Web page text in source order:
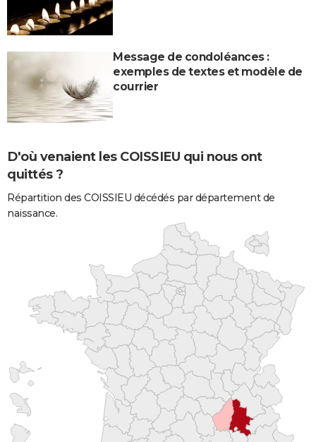
Message de condoléances :
exemples de textes et modèle de
courrier
D'où venaient les COISSIEU qui nous ont
quittés ?
Répartition des COISSIEU décédés par département de
naissance.